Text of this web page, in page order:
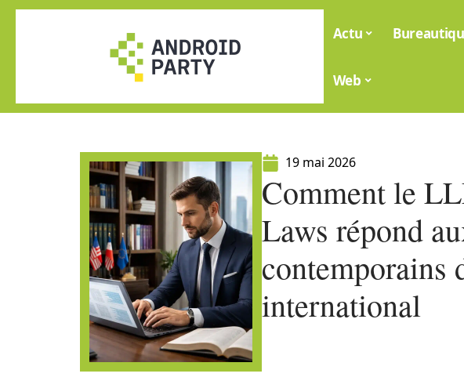
Actu
Web
19 mai 2026
Comment le
Laws répond
contemporains
international